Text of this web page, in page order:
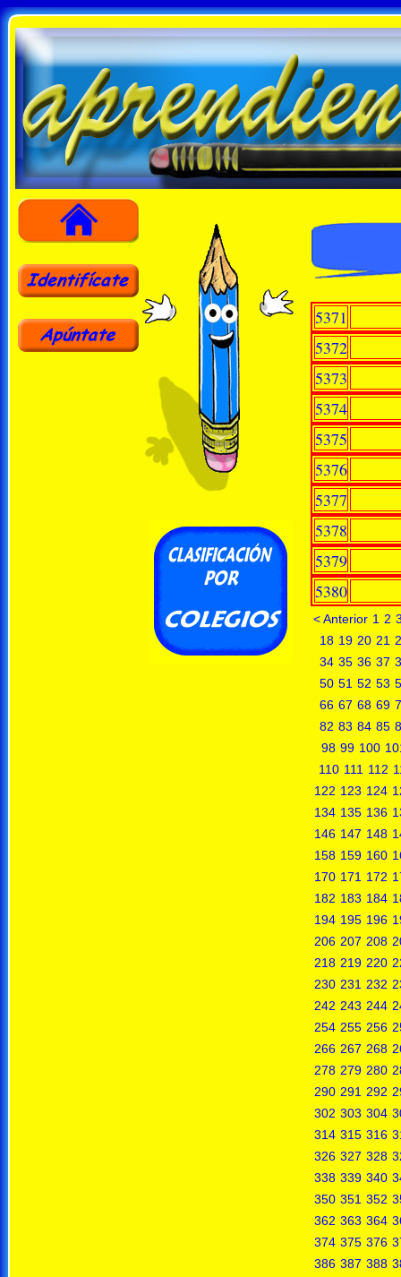
5371
5372
5373
5374
5375
5376
5377
5378
5379
5380
< Anterior 1 2
18 19 20 21
34 35 36 37
50 51 52 53
66 67 68 69
82 83 84 85
98 99 100
110 111 112
122 123 124
134 135 136
146 147 148
158 159 160
170 171 172
182 183 184
194 195 196
206 207 208
218 219 220
230 231 232
242 243 244
254 255 256
266 267 268
278 279 280
290 291 292
302 303 304
314 315 316
326 327 328
338 339 340
350 351 352
362 363 364
374 375 376
386 387 388